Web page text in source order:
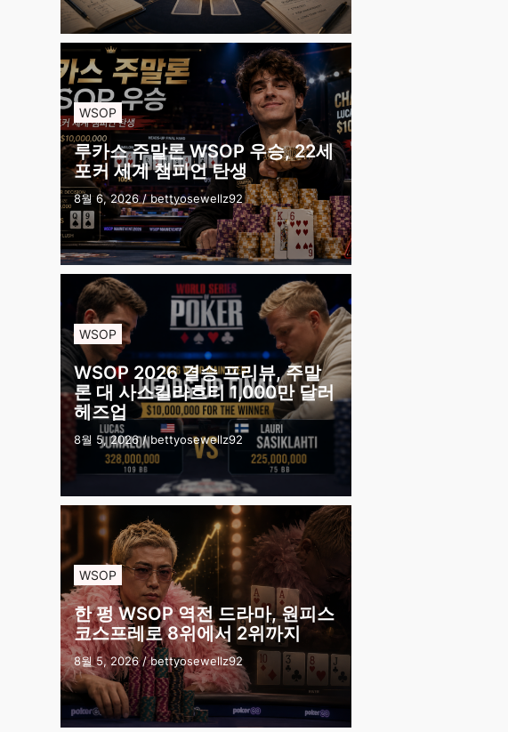
WSOP
루카스 주말론 WSOP 우승, 22세
포커 세계 챔피언 탄생
8월 6, 2026/bettyosewellz92
WSOP
WSOP 2026 결승 프리뷰, 주말
론 대 사스킬라흐티 1,000만 달러
헤즈업
8월 5, 2026/bettyosewellz92
WSOP
한 펑 WSOP 역전 드라마, 원피스
코스프레로 8위에서 2위까지
8월 5, 2026/bettyosewellz92